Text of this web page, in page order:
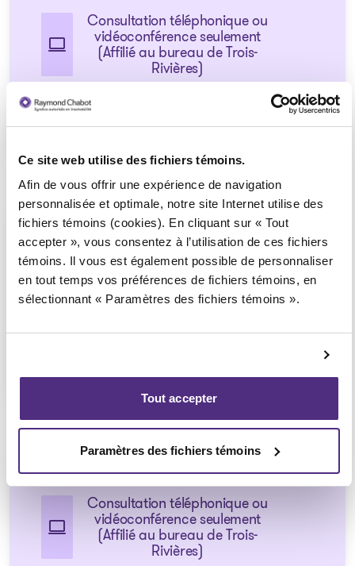
Ce site web utilise des fichiers témoins.
Afin de vous offrir une expérience de navigation
personnalisée et optimale, notre site Internet utilise des
fichiers témoins (cookies). En cliquant sur « Tout
accepter », vous consentez à l’utilisation de ces fichiers
témoins. Il vous est également possible de personnaliser
en tout temps vos préférences de fichiers témoins, en
sélectionnant « Paramètres des fichiers témoins ».
Tout accepter
Paramètres des fichiers témoins
Consultation téléphonique ou
vidéoconférence seulement
(Affilié au bureau de Trois-
Rivières)
1 855 724-2268
Plessisville
Consultation téléphonique ou
vidéoconférence seulement
(Affilié au bureau de
Victoriaville)
1 855 724-2268
Notre-Dame-du-Mont-Carmel
Consultation téléphonique ou
vidéoconférence seulement
(Affilié au bureau de Trois-
Rivières)